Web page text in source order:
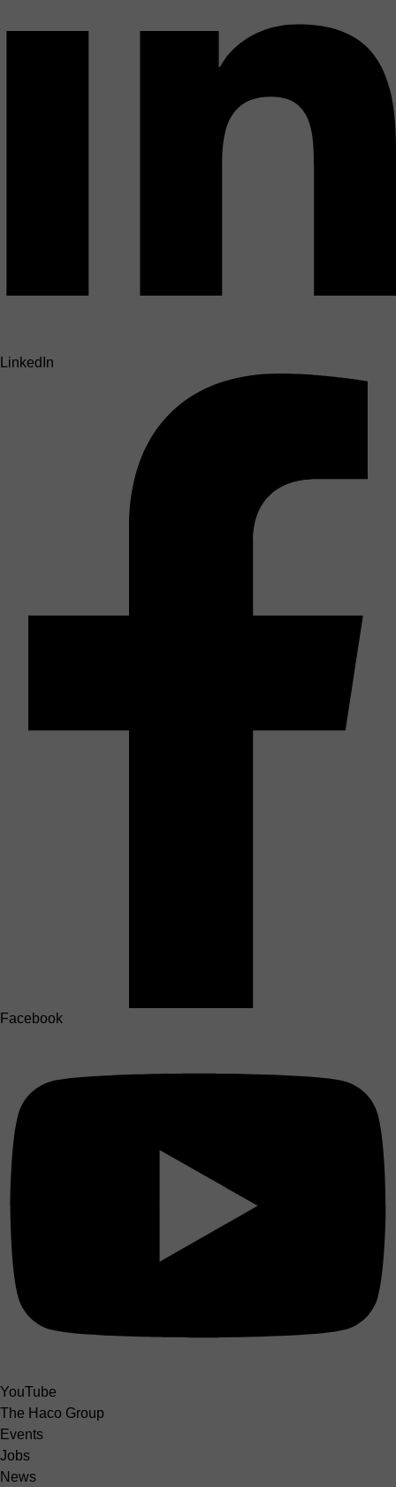
LinkedIn
Facebook
YouTube
The Haco Group
Events
Jobs
News